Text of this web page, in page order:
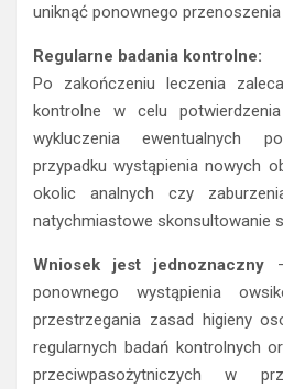
uniknąć ponownego przenoszenia
Regularne badania kontrolne:
Po zakończeniu leczenia
kontrolne w celu
wykluczenia ewentualnych
przypadku wystąpienia nowych
okolic analnych czy
natychmiastowe skonsultowanie
Wniosek jest jednoznaczny
ponownego wystąpienia
przestrzegania zasad higieny
regularnych badań kontrolnych
przeciwpasożytniczych w